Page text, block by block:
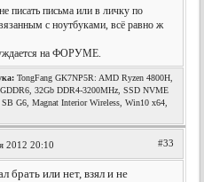
писать письма или в личку по
с ноутбуками, всё равно ж
на ФОРУМЕ.
TongFang GK7NP5R: AMD Ryzen 4800H,
32Gb DDR4-3200MHz, SSD NVME
G6, Magnat Interior Wireless, Win10 x64,
2012 20:10 #33
брать или нет, взял и не